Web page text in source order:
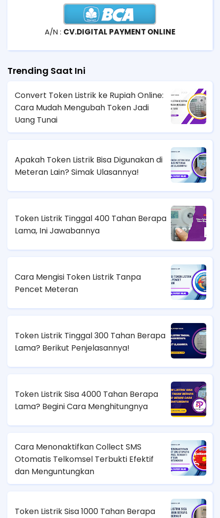
A/N : CV.DIGITAL PAYMENT ONLINE
Trending Saat Ini
Convert Token Listrik ke Rupiah Online:
Cara Mudah Mengubah Token Jadi
Uang Tunai
Apakah Token Listrik Bisa Digunakan di
Meteran Lain? Simak Ulasannya!
Token Listrik Tinggal 400 Tahan Berapa
Lama, Ini Jawabannya
Cara Mengisi Token Listrik Tanpa
Pencet Meteran
Token Listrik Tinggal 300 Tahan Berapa
Lama? Berikut Penjelasannya!
Token Listrik Sisa 4000 Tahan Berapa
Lama? Begini Cara Menghitungnya
Cara Menonaktifkan Collect SMS
Otomatis Telkomsel Terbukti Efektif
dan Menguntungkan
Token Listrik Sisa 1000 Tahan Berapa